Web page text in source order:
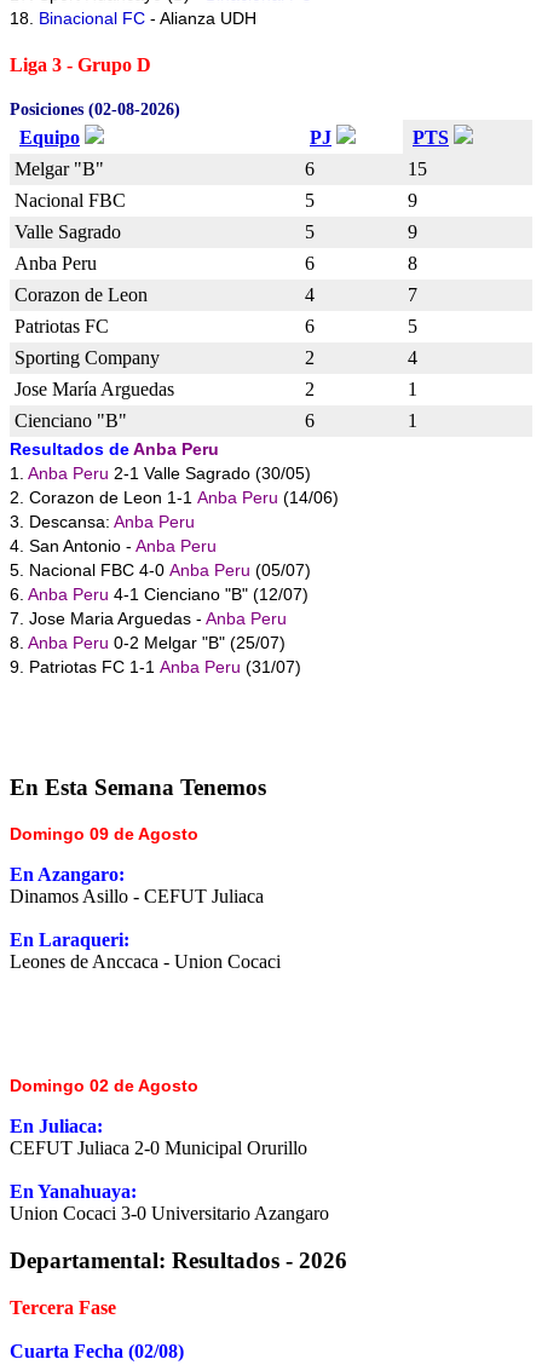
18. Binacional FC - Alianza UDH
Liga 3 - Grupo D
Posiciones (02-08-2026)
Equipo PJ
PTS
Melgar "B"
6
15
Nacional FBC
5
9
Valle Sagrado
5
9
Anba Peru
6
8
Corazon de Leon
4
7
Patriotas FC
6
5
Sporting Company
2
4
Jose María Arguedas
2
1
Cienciano "B"
6 1
Resultados deAnba Peru
1. Anba Peru 2-1 Valle Sagrado (30/05)
2. Corazon de Leon 1-1 Anba Peru (14/06)
3. Descansa: Anba Peru
4. San Antonio - Anba Peru
5. Nacional FBC 4-0 Anba Peru (05/07)
6. Anba Peru 4-1 Cienciano "B" (12/07)
7. Jose Maria Arguedas - Anba Peru
8. Anba Peru 0-2 Melgar "B" (25/07)
9. Patriotas FC 1-1 Anba Peru (31/07)
En Esta Semana Tenemos
Domingo 09 de Agosto
En Azangaro:
Dinamos Asillo - CEFUT Juliaca
En Laraqueri:
Leones de Anccaca - Union Cocaci
Domingo 02 de Agosto
En Juliaca:
CEFUT Juliaca 2-0 Municipal Orurillo
En Yanahuaya:
Union Cocaci 3-0 Universitario Azangaro
Departamental: Resultados - 2026
Tercera Fase
Cuarta Fecha (02/08)